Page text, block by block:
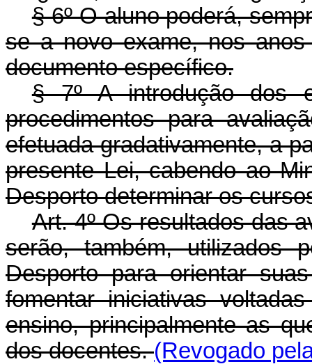
§ 6º O aluno poderá,
se a novo exame, nos
documento específico.
§ 7º A introdução dos
procedimentos para
efetuada gradativamente, a
presente Lei, cabendo ao
Desporto determinar os
Art. 4º Os resultados das
serão, também, utilizados
Desporto para orientar
fomentar iniciativas
ensino, principalmente as
dos docentes.(Revogado